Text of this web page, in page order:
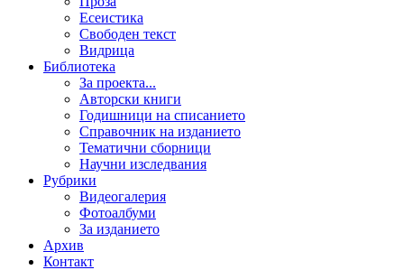
Есеистика
Свободен текст
Видрица
Библиотека
За проекта...
Авторски книги
Годишници на списанието
Справочник на изданието
Тематични сборници
Научни изследвания
Рубрики
Видеогалерия
Фотоалбуми
За изданието
Архив
Контакт